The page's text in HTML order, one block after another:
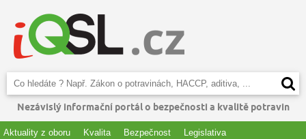
Nezávislý informační portál o bezpečnosti a kvalitě potravin
Aktuality z oboru Kvalita Bezpečnost Legislativa